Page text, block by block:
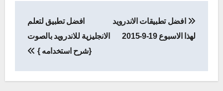
المقالات
افضل تطبيقات الاندرويد
لهذا الاسبوع 19-9-2015
افضل تطبيق لتعلم
الانجليزية للاندرويد بالصوت
{شرح استخدامه }